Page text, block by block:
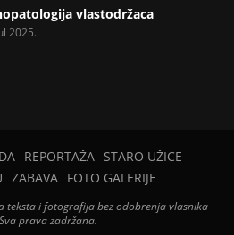
vlastodržaca
2025.
REPORTAŽA
STARO UŽICE
ZABAVA FOTO GALERIJE
teksta i fotografija bez odobrenja vlasnika
prava zadržana.